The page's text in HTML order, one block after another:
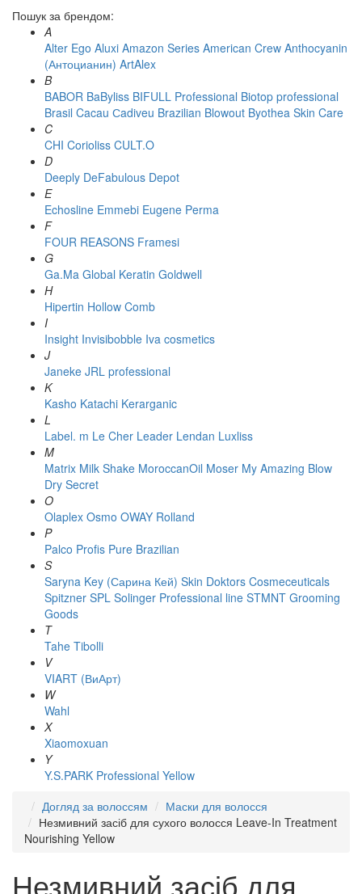
Пошук за брендом:
A
Alter Ego Aluxi Amazon Series American Crew Anthocyanin
(Антоцианин) ArtAlex
B
BABOR BaByliss BIFULL Professional Biotop professional
Brasil Cacau Сadiveu Brazilian Blowout Byothea Skin Care
C
CHI Corioliss CULT.O
D
Deeply DeFabulous Depot
E
Echosline Emmebi Eugene Perma
F
FOUR REASONS Framesi
G
Ga.Ma Global Keratin Goldwell
H
Hipertin Hollow Comb
I
Insight Invisibobble Iva cosmetics
J
Janeke JRL professional
K
Kasho Katachi Kerarganic
L
Label. m Le Cher Leader Lendan Luxliss
M
Matrix Milk Shake MoroccanOil Moser My Amazing Blow
Dry Secret
O
Olaplex Osmo OWAY Rolland
P
Palco Profis Pure Brazilian
S
Saryna Key (Сарина Кей) Skin Doktors Cosmeceuticals
Spitzner SPL Solinger Professional line STMNT Grooming
Goods
T
Tahe Tibolli
V
VIART (ВиАрт)
W
Wahl
X
Xiaomoxuan
Y
Y.S.PARK Professional Yellow
Догляд за волоссям
Маски для волосся
Незмивний засіб для сухого волосся Leave-In Treatment
Nourishing Yellow
Незмивний засіб для